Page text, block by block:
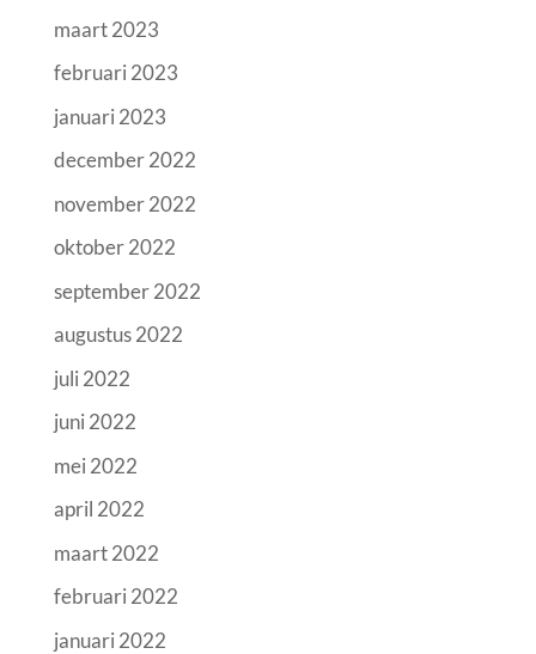
maart 2023
februari 2023
januari 2023
december 2022
november 2022
oktober 2022
september 2022
augustus 2022
juli 2022
juni 2022
mei 2022
april 2022
maart 2022
februari 2022
januari 2022